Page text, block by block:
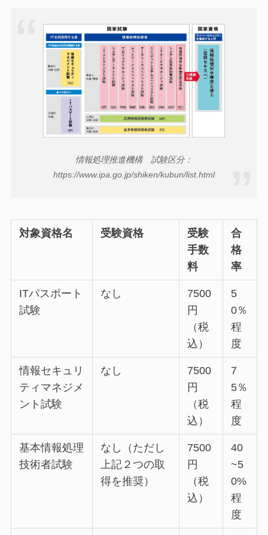
情報処理推進機構 試験区分：
https://www.ipa.go.jp/shiken/kubun/list.html
対象資格名 受験資格
受験
手数
料
合
格
率
ITパスポート
試験
なし
7500
円
（税
込）
5
0％
程
度
情報セキュリ
ティマネジメ
ント試験
なし
7500
円
（税
込）
7
5％
程
度
基本情報処理
技術者試験
なし（ただし
上記２つの取
得を推奨）
7500
円
（税
込）
40
~5
0%
程
度